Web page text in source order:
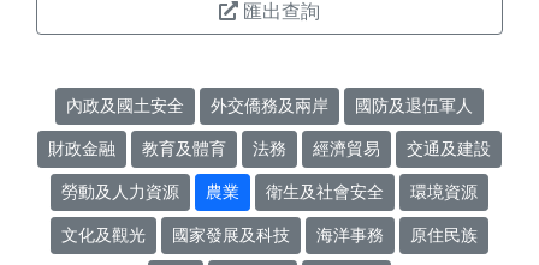
匯出查詢
內政及國土安全 外交僑務及兩岸 國防及退伍軍人
財政金融 教育及體育 法務 經濟貿易 交通及建設
勞動及人力資源 農業 衛生及社會安全 環境資源
文化及觀光 國家發展及科技 海洋事務 原住民族